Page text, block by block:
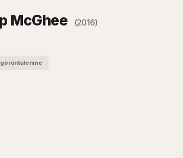
McGhee (2016)